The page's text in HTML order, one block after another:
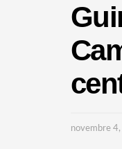
novembre